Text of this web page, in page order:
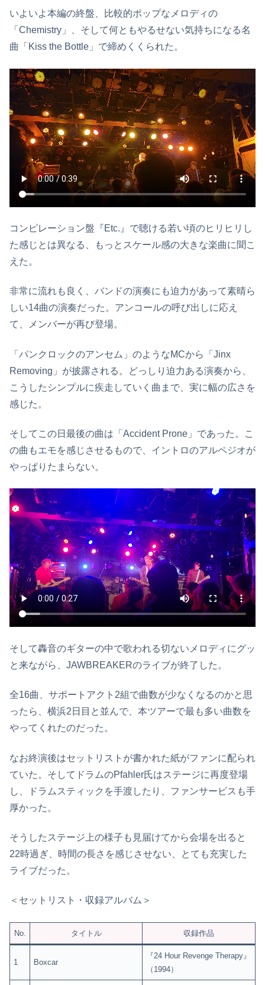
いよいよ本編の終盤、比較的ポップなメロディの
「Chemistry」、そして何ともやるせない気持ちになる名
曲「Kiss the Bottle」で締めくくられた。
コンピレーション盤『Etc.』で聴ける若い頃のヒリヒリし
た感じとは異なる、もっとスケール感の大きな楽曲に聞こ
えた。
非常に流れも良く、バンドの演奏にも迫力があって素晴ら
しい14曲の演奏だった。アンコールの呼び出しに応え
て、メンバーが再び登場。
「パンクロックのアンセム」のようなMCから「Jinx
Removing」が披露される。どっしり迫力ある演奏から、
こうしたシンプルに疾走していく曲まで、実に幅の広さを
感じた。
そしてこの日最後の曲は「Accident Prone」であった。こ
の曲もエモを感じさせるもので、イントロのアルペジオが
やっぱりたまらない。
そして轟音のギターの中で歌われる切ないメロディにグッ
と来ながら、JAWBREAKERのライブが終了した。
全16曲、サポートアクト2組で曲数が少なくなるのかと思
ったら、横浜2日目と並んで、本ツアーで最も多い曲数を
やってくれたのだった。
なお終演後はセットリストが書かれた紙がファンに配られ
ていた。そしてドラムのPfahler氏はステージに再度登場
し、ドラムスティックを手渡したり、ファンサービスも手
厚かった。
そうしたステージ上の様子も見届けてから会場を出ると
22時過ぎ、時間の長さを感じさせない、とても充実した
ライブだった。
＜セットリスト・収録アルバム＞
No. タイトル 収録作品
1 Boxcar
『24 Hour Revenge Therapy』
（1994）